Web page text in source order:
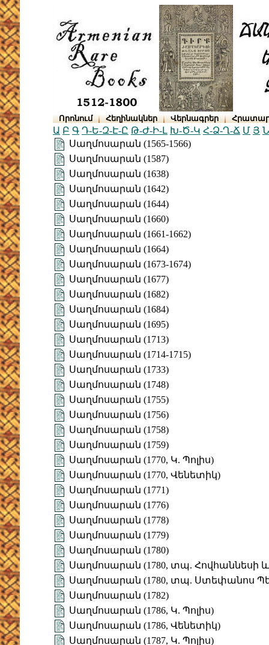
Որոնում Հեղինակներ Վերնագրեր
Ա Բ Գ Դ-Ե-Զ-Է-Ը Թ-Ժ-Ի-Լ Խ-Ծ-Կ Հ-Ձ-Ղ-Ճ Մ Յ
Սաղմոսարան (1565-1566)
Սաղմոսարան (1587)
Սաղմոսարան (1638)
Սաղմոսարան (1642)
Սաղմոսարան (1644)
Սաղմոսարան (1660)
Սաղմոսարան (1661-1662)
Սաղմոսարան (1664)
Սաղմոսարան (1673-1674)
Սաղմոսարան (1677)
Սաղմոսարան (1682)
Սաղմոսարան (1684)
Սաղմոսարան (1695)
Սաղմոսարան (1713)
Սաղմոսարան (1714-1715)
Սաղմոսարան (1733)
Սաղմոսարան (1748)
Սաղմոսարան (1755)
Սաղմոսարան (1756)
Սաղմոսարան (1758)
Սաղմոսարան (1759)
Սաղմոսարան (1770, Կ. Պոլիս)
Սաղմոսարան (1770, Վենետիկ)
Սաղմոսարան (1771)
Սաղմոսարան (1776)
Սաղմոսարան (1778)
Սաղմոսարան (1779)
Սաղմոսարան (1780)
Սաղմոսարան (1780, տպ. Հովհաննեսի
Սաղմոսարան (1780, տպ. Ստեփանոս
Սաղմոսարան (1782)
Սաղմոսարան (1786, Կ. Պոլիս)
Սաղմոսարան (1786, Վենետիկ)
Սաղմոսարան (1787, Կ. Պոլիս)